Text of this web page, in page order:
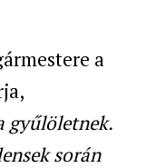
a
gyűlöletnek.
során